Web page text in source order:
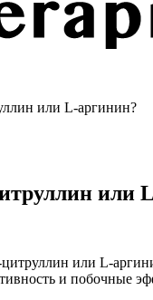
или L-аргинин?
или
или L-
и побочные